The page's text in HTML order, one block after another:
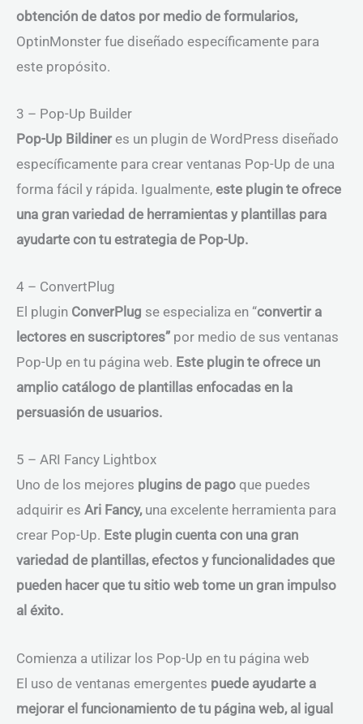
obtención de datos por medio de formularios,
OptinMonster fue diseñado específicamente para
este propósito.
3 – Pop-Up Builder
Pop-Up Bildineres un plugin de WordPress diseñado
específicamente para crear ventanas Pop-Up de una
forma fácil y rápida. Igualmente, este plugin te ofrece
una gran variedad de herramientas y plantillas para
ayudarte con tu estrategia de Pop-Up.
4 – ConvertPlug
El plugin ConverPlug se especializa en “convertir a
lectores en suscriptores” por medio de sus ventanas
Pop-Up en tu página web. Este plugin te ofrece un
amplio catálogo de plantillas enfocadas en la
persuasión de usuarios.
5 – ARI Fancy Lightbox
Uno de los mejores plugins de pago que puedes
adquirir es Ari Fancy,una excelente herramienta para
crear Pop-Up. Este plugin cuenta con una gran
variedad de plantillas, efectos y funcionalidades que
pueden hacer que tu sitio web tome un gran impulso
al éxito.
Comienza a utilizar los Pop-Up en tu página web
El uso de ventanas emergentes puede ayudarte a
mejorar el funcionamiento de tu página web, al igual